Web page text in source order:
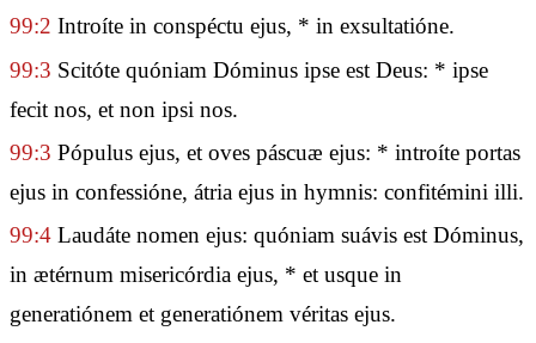
99:2 Introíte in conspéctu ejus, * in exsultatióne.
99:3 Scitóte quóniam Dóminus ipse est Deus: * ipse
fecit nos, et non ipsi nos.
99:3 Pópulus ejus, et oves páscuæ ejus: * introíte portas
ejus in confessióne, átria ejus in hymnis: confitémini illi.
99:4 Laudáte nomen ejus: quóniam suávis est Dóminus,
in ætérnum misericórdia ejus, * et usque in
generatiónem et generatiónem véritas ejus.